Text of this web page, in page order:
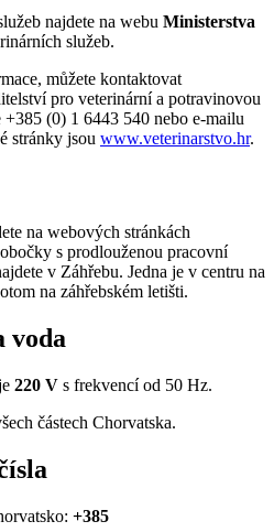
najdete na webu Ministerstva
služeb.
můžete kontaktovat
pro veterinární a potravinovou
(0) 1 6443 540 nebo e-mailu
stránky jsou www.veterinarstvo.hr.
na webových stránkách
s prodlouženou pracovní
v Záhřebu. Jedna je v centru na
na záhřebském letišti.
voda
220 V s frekvencí od 50 Hz.
částech Chorvatska.
+385